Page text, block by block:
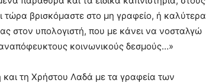
βρισκόμαστε στο μη γραφείο, ή καλύτερα
στον υπολογιστή, που με κάνει να νοσταλγώ
κοινωνικούς δεσμούς…»
τη Χρήστου Λαδά με τα γραφεία των